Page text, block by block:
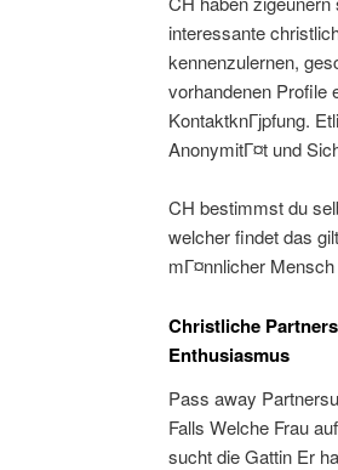
interessante
kennenzulernen,
vorhandenen Profile
KontaktknГјpfung.
AnonymitГ¤t und
CH bestimmst du
welcher findet das
mГ¤nnlicher
Christliche
Enthusiasmus
Pass away
Falls Welche Frau
sucht die Gattin Er